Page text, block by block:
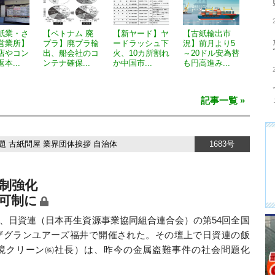
業・さ
業所】
やコン
本...
【ベトナム 廃
プラ】廃プラ輸
出、船会社のコ
ンテナ確保...
【新ヤード】ヤ
ードラッシュ下
火、10カ所割れ
か中国市...
【古紙輸出市
況】前月より5
～20ドル安為替
も円高進み...
記事一覧 »
古紙問屋 業界団体挨拶 自治体 1683号
強化
制に
資連（日本再生資源事業協同組合連合会）の第54回全国
ランユアーズ福井で開催された。その壇上で日資連の飯
クリーン㈱社長）は、昨今の金属盗難事件の社会問題化